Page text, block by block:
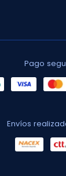
Pago
Envíos